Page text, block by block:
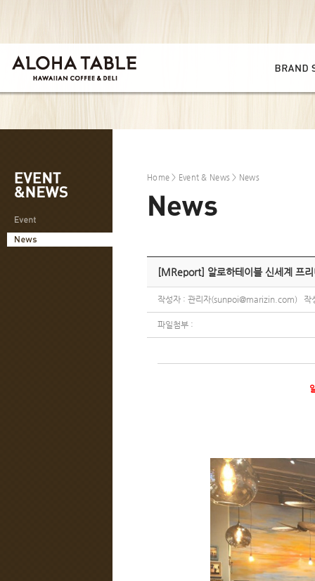
Home > Event & News > News
[MReport] 알로하테이블 신세계 프
작성자 : 관리자(sunpoi@marizin.com)
파일첨부 :